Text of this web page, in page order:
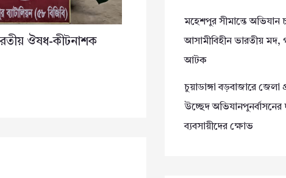
ঔষধ-কীটনাশক
মহেশপুর সীমান্তে অভিযান
আসামীবিহীন ভারতীয় মদ,
আটক
চুয়াডাঙ্গা বড়বাজারে জেলা
উচ্ছেদ অভিযানপুনর্বাসনের
ব্যবসায়ীদের ক্ষোভ